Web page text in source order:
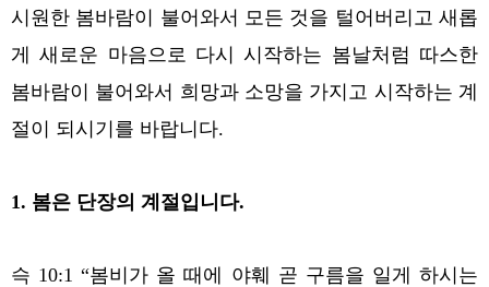
시원한 봄바람이 불어와서 모든 것을 털어버리고 새롭
게 새로운 마음으로 다시 시작하는 봄날처럼 따스한
봄바람이 불어와서 희망과 소망을 가지고 시작하는 계
절이 되시기를 바랍니다.
1. 봄은 단장의 계절입니다.
슥 10:1 “봄비가 올 때에 야훼 곧 구름을 일게 하시는